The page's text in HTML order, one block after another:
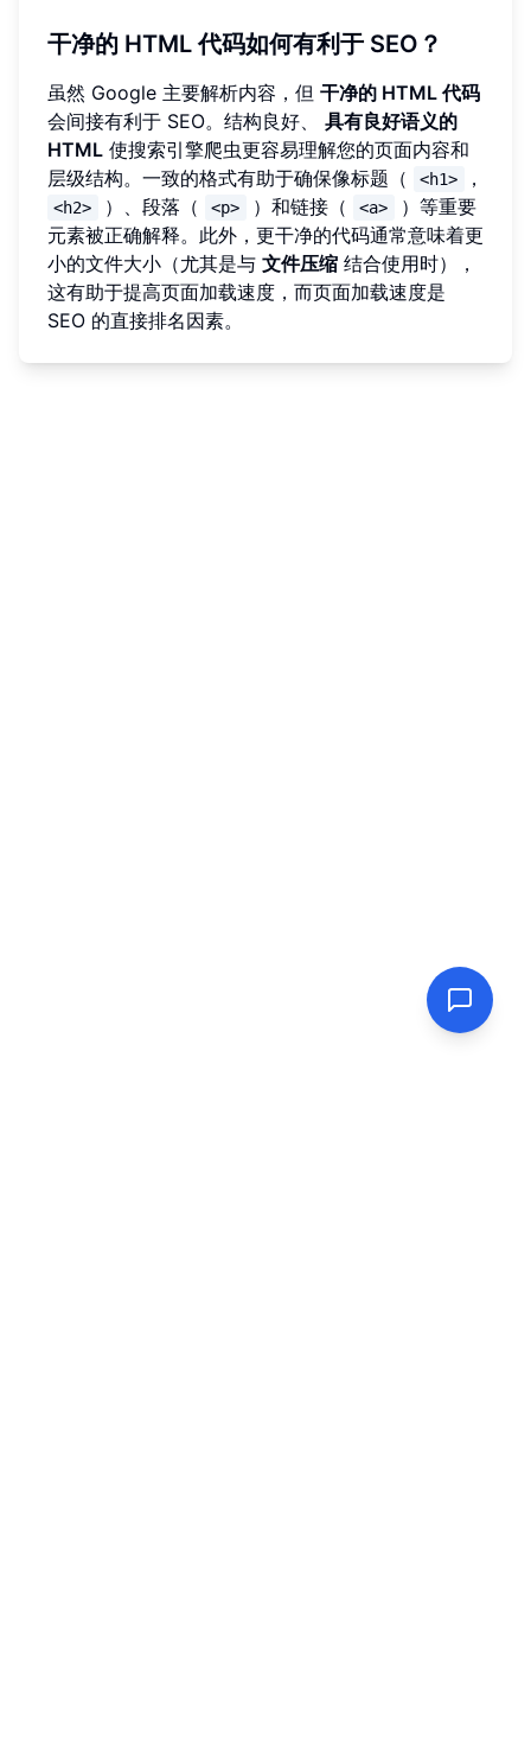
干净的 HTML 代码如何有利于 SEO？
虽然 Google 主要解析内容，但 干净的 HTML 代码
会间接有利于 SEO。结构良好、 具有良好语义的
HTML 使搜索引擎爬虫更容易理解您的页面内容和
层级结构。一致的格式有助于确保像标题（
<h1> ，
<h2> ）、段落（ <p> ）和链接（ <a>
）等重要
元素被正确解释。此外，更干净的代码通常意味着更
小的文件大小（尤其是与 文件压缩 结合使用时），
这有助于提高页面加载速度，而页面加载速度是
SEO 的直接排名因素。